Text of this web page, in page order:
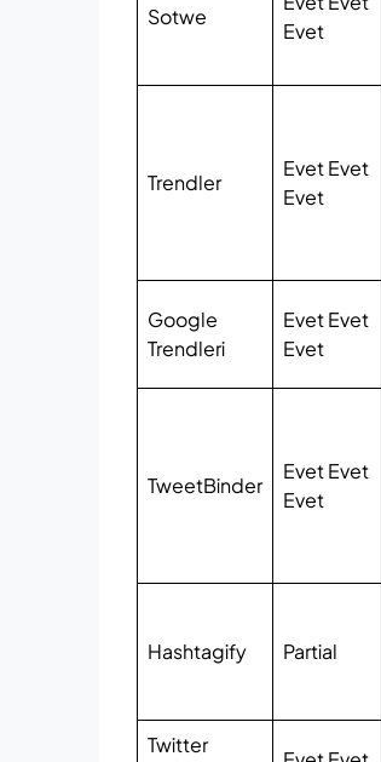
Sotwe
Evet
Trendler
Evet Evet
Evet
Google
Trendleri
Evet Evet
Evet
TweetBinder
Evet Evet
Evet
Hashtagify Partial
Twitter